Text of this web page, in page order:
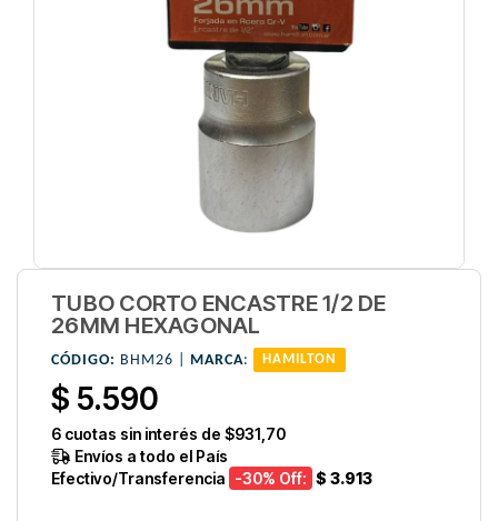
TUBO CORTO ENCASTRE 1/2 DE
26MM HEXAGONAL
CÓDIGO: BHM26 | MARCA: HAMILTON
$ 5.590
6 cuotas sin interés de $931,70
Envíos a todo el País
Efectivo/Transferencia -30% Off: $ 3.913